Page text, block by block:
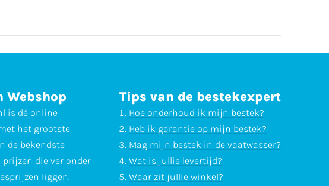
Webshop
is dé online
het grootste
de bekendste
prijzen die ver onder
liggen.
Tips van de bestekexpert
Hoe onderhoud ik mijn bestek?
Heb ik garantie op mijn bestek?
Mag mijn bestek in de vaatwasser?
Wat is jullie levertijd?
Waar zit jullie winkel?